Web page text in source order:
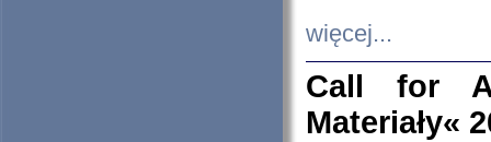
więcej...
Call for
Materiały«